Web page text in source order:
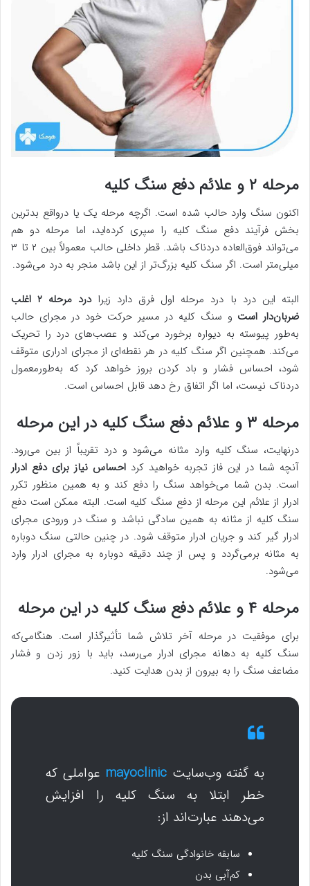
مرحله ۲ و علائم دفع سنگ کلیه
اکنون سنگ وارد حالب شده است. اگرچه مرحله یک یا درواقع بدترین
بخش فرآیند دفع سنگ کلیه را سپری کرده‌اید، اما مرحله دو هم
می‌تواند فوق‌العاده دردناک باشد. قطر داخلی حالب معمولاً بین ۲ تا ۳
میلی‌متر است. اگر سنگ کلیه بزرگ‌تر از این باشد منجر به درد می‌شود.
البته این درد با درد مرحله اول فرق دارد زیرا
درد مرحله ۲ اغلب
ضربان‌دار است و سنگ‌ کلیه در مسیر حرکت خود در مجرای حالب
به‌طور پیوسته به دیواره برخورد می‌کند و عصب‌های درد را تحریک
می‌کند. همچنین اگر سنگ کلیه در هر نقطه‌ای از مجرای ادراری متوقف
شود، احساس فشار و باد کردن بروز خواهد کرد که به‌طورمعمول
دردناک نیست، اما اگر اتفاق رخ دهد قابل احساس است.
مرحله ۳ و علائم دفع سنگ کلیه در این مرحله
درنهایت، سنگ کلیه وارد مثانه می‌شود و درد تقریباً از بین می‌رود.
آنچه شما در این فاز تجربه خواهید کرد احساس نیاز برای دفع ادرار
است. بدن شما می‌خواهد سنگ را دفع کند و به همین منظور تکرر
ادرار از علائم این مرحله از دفع سنگ کلیه است. البته ممکن است دفع
سنگ کلیه از مثانه به همین سادگی نباشد و سنگ در ورودی مجرای
ادرار گیر کند و جریان ادرار متوقف شود. در چنین حالتی سنگ دوباره
به مثانه برمی‌گردد و پس از چند دقیقه دوباره به مجرای ادرار وارد
می‌شود.
مرحله ۴ و علائم دفع سنگ کلیه در این مرحله
برای موفقیت در مرحله آخر تلاش شما تأثیرگذار است. هنگامی‌که
سنگ کلیه به دهانه مجرای ادرار می‌رسد، باید با زور زدن و فشار
مضاعف سنگ را به بیرون از بدن هدایت کنید.
به گفته وب‌سایت mayoclinic عواملی که
خطر ابتلا به سنگ کلیه را افزایش
می‌دهند عبارت‌اند از:
سابقه خانوادگی سنگ کلیه
کم‌آبی بدن